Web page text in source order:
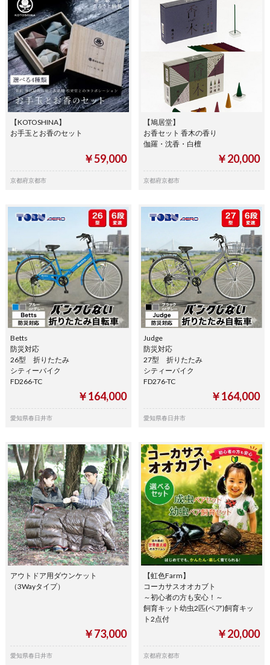
【KOTOSHINA】
お手玉とお香のセット
￥59,000
京都府京都市
【鳩居堂】
お香セット 香木の香り
伽羅・沈香・白檀
￥20,000
京都府京都市
Betts
防災対応
26型 折りたたみ
シティーバイク
FD266-TC
￥164,000
愛知県春日井市
Judge
防災対応
27型 折りたたみ
シティーバイク
FD276-TC
￥164,000
愛知県春日井市
アウトドア用ダウンケット
（3Wayタイプ）
￥73,000
愛知県春日井市
【虹色Farm】
コーカサスオオカブト
～初心者の方も安心！～
飼育キット幼虫2匹(ペア)飼育キッ
ト2点付
￥20,000
京都府京都市